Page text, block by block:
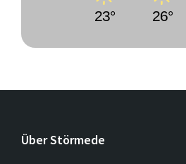
23° 26°
Über Störmede